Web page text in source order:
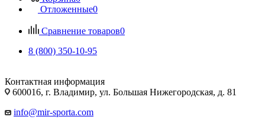
Отложенные0
Сравнение товаров0
8 (800) 350-10-95
Контактная информация
600016, г. Владимир, ул. Большая Нижегородская, д. 81
info@mir-sporta.com